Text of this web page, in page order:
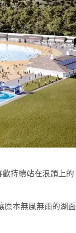
持續站在浪頭上的
原本無風無雨的湖面